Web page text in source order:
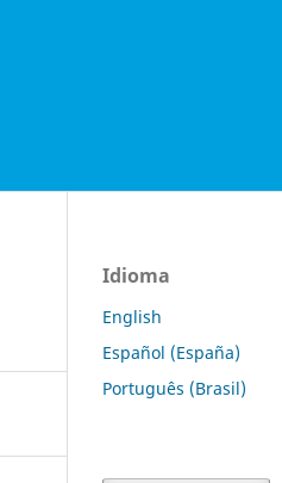
Idioma
English
Español (España)
Português (Brasil)